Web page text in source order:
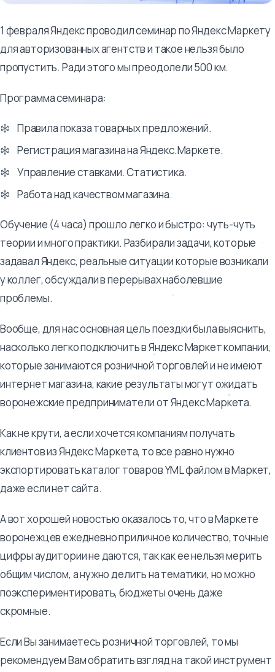
1 февраля Яндекс проводил семинар по Яндекс Маркету
для авторизованных агентств и такое нельзя было
пропустить. Ради этого мы преодолели 500 км.
Программа семинара:
Правила показа товарных предложений.
Регистрация магазина на Яндекс.Маркете.
Управление ставками. Статистика.
Работа над качеством магазина.
Обучение (4 часа) прошло легко и быстро: чуть-чуть
теории и много практики. Разбирали задачи, которые
задавал Яндекс, реальные ситуации которые возникали
у коллег, обсуждали в перерывах наболевшие
проблемы.
Вообще, для нас основная цель поездки была выяснить,
насколько легко подключить в Яндекс Маркет компании,
которые занимаются розничной торговлей и не имеют
интернет магазина, какие результаты могут ожидать
воронежские предприниматели от Яндекс Маркета.
Как не крути, а если хочется компаниям получать
клиентов из Яндекс Маркета, то все равно нужно
экспортировать каталог товаров YML файлом в Маркет,
даже если нет сайта.
А вот хорошей новостью оказалось то, что в Маркете
воронежцев ежедневно приличное количество, точные
цифры аудитории не даются, так как ее нельзя мерить
общим числом, а нужно делить на тематики, но можно
поэкспериментировать, бюджеты очень даже
скромные.
Если Вы занимаетесь розничной торговлей, то мы
рекомендуем Вам обратить взгляд на такой инструмент